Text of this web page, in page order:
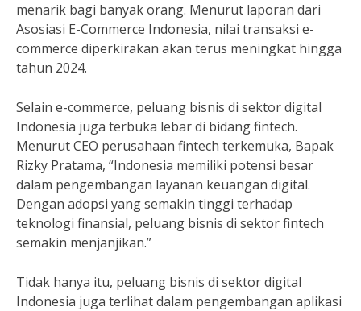
menarik bagi banyak orang. Menurut laporan dari
Asosiasi E-Commerce Indonesia, nilai transaksi e-
commerce diperkirakan akan terus meningkat hingga
tahun 2024.
Selain e-commerce, peluang bisnis di sektor digital
Indonesia juga terbuka lebar di bidang fintech.
Menurut CEO perusahaan fintech terkemuka, Bapak
Rizky Pratama, “Indonesia memiliki potensi besar
dalam pengembangan layanan keuangan digital.
Dengan adopsi yang semakin tinggi terhadap
teknologi finansial, peluang bisnis di sektor fintech
semakin menjanjikan.”
Tidak hanya itu, peluang bisnis di sektor digital
Indonesia juga terlihat dalam pengembangan aplikasi